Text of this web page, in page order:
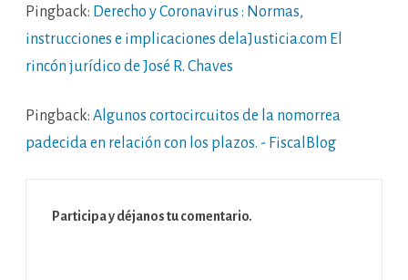
Pingback: Derecho y Coronavirus : Normas,
instrucciones e implicaciones delaJusticia.com El
rincón jurídico de José R. Chaves
Pingback: Algunos cortocircuitos de la nomorrea
padecida en relación con los plazos. - FiscalBlog
Participa y déjanos tu comentario.